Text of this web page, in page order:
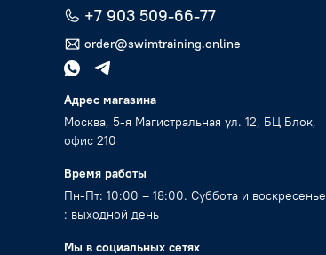
+7 903 509-66-77
order@swimtraining.online
Адрес магазина
Москва, 5-я Магистральная ул. 12, БЦ Блок,
офис 210
Время работы
Пн-Пт: 10:00 – 18:00. Суббота и воскресенье
: выходной день
Мы в социальных сетях